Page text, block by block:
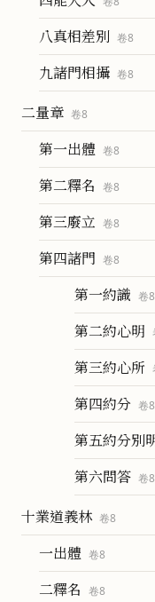
八真相差別 卷8
九諸門相攝 卷8
二量章 卷8
第一出體 卷8
第二釋名 卷8
第三廢立 卷8
第四諸門 卷8
第一約識 卷8
第二約心明
第三約心所
第四約分 卷8
第五約分別
第六問答 卷8
十業道義林 卷8
一出體 卷8
二釋名 卷8